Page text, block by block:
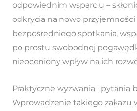
odpowiednim wsparciu –
odkrycia na nowo przyjemności
bezpośredniego spotkania,
po prostu swobodnej
nieoceniony wpływ na ich
Praktyczne wyzwania i pytania
Wprowadzenie takiego zakazu